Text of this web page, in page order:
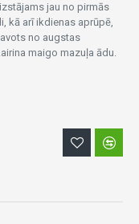
jau no pirmās
kā arī ikdienas aprūpē,
no augstas
maigo mazuļa ādu.